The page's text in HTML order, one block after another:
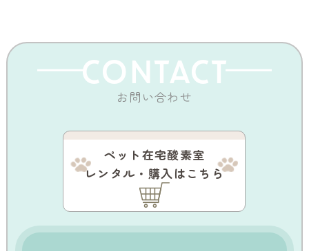
CONTACT
お問い合わせ
ペット在宅酸素室
レンタル・購入はこちら